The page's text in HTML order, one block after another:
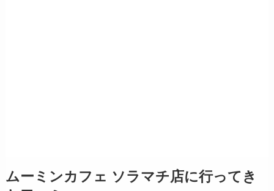
ムーミンカフェ ソラマチ店に行ってき